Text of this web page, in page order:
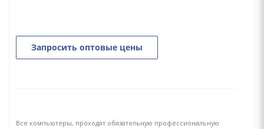
Запросить оптовые цены
Все компьютеры, проходят обязательную профессиональную